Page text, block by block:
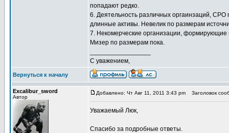
попадают редко.
6. Деятельность различных оргаинзаций,
длинные активы. Невелик по размерам
7. Некомерческие организации,
Мизер по размерам пока.
С уважением,
Вернуться к началу
Excalibur_sword
Автор
Добавлено: Чт Авг 11, 2011 3:43 pm Заголовок
Уважаемый Люк,
Спасибо за подробные ответы.